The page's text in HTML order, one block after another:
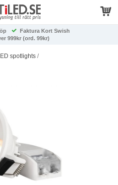
Faktura Kort Swish
999kr (ord. 99kr)
spotlights /